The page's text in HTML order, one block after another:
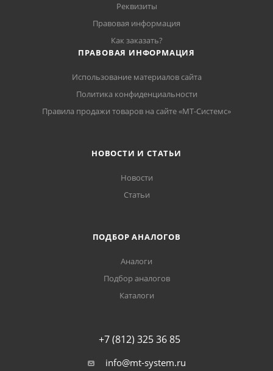
Реквизиты
Правовая информация
Как заказать?
ПРАВОВАЯ ИНФОРМАЦИЯ
Использование материалов сайта
Политика конфиденциальности
Правила продажи товаров на сайте «МТ-Системс»
НОВОСТИ И СТАТЬИ
Новости
Статьи
ПОДБОР АНАЛОГОВ
Аналоги
Подбор аналогов
Каталоги
+7 (812) 325 36 85
info@mt-system.ru